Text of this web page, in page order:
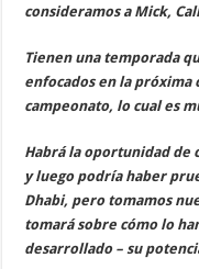
consideramos a Mick,
Tienen una temporada
enfocados en la próxima
campeonato, lo cual es
Habrá la oportunidad de
y luego podría haber
Dhabi, pero tomamos
tomará sobre cómo lo
desarrollado – su